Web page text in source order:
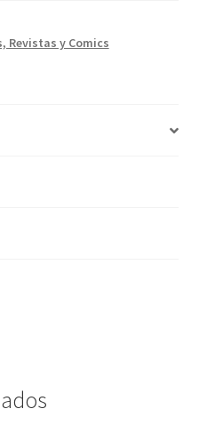
Revistas y Comics